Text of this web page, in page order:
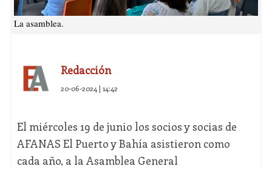
La asamblea.
Redacción
20-06-2024 | 14:42
El miércoles 19 de junio los socios y socias de
AFANAS El Puerto y Bahía asistieron como
cada año, a la Asamblea General